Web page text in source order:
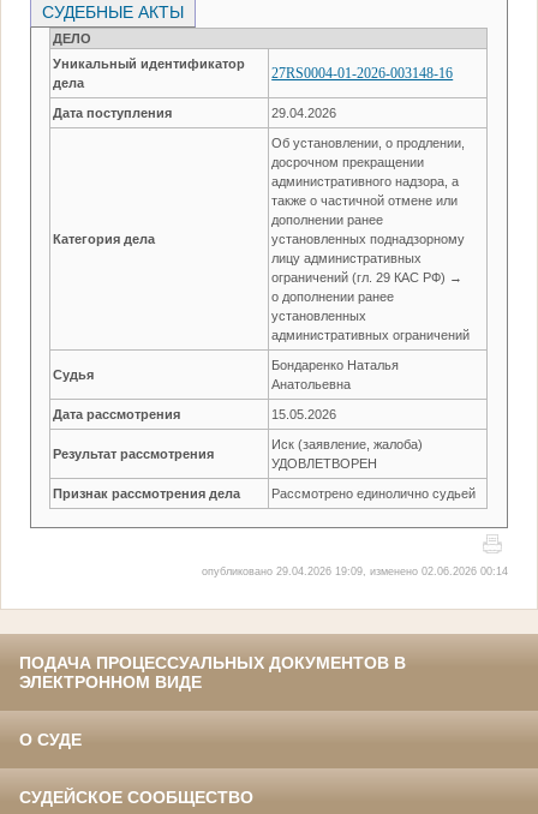
СУДЕБНЫЕ АКТЫ
ДЕЛО
Уникальный идентификатор
дела
27RS0004-01-2026-003148-16
Дата поступления 29.04.2026
Категория дела
Об установлении, о продлении,
досрочном прекращении
административного надзора, а
также о частичной отмене или
дополнении ранее
установленных поднадзорному
лицу административных
ограничений (гл. 29 КАС РФ) →
о дополнении ранее
установленных
административных ограничений
Судья
Бондаренко Наталья
Анатольевна
Дата рассмотрения 15.05.2026
Результат рассмотрения
Иск (заявление, жалоба)
УДОВЛЕТВОРЕН
Признак рассмотрения дела Рассмотрено единолично судьей
опубликовано 29.04.2026 19:09, изменено 02.06.2026 00:14
ПОДАЧА ПРОЦЕССУАЛЬНЫХ ДОКУМЕНТОВ В
ЭЛЕКТРОННОМ ВИДЕ
О СУДЕ
СУДЕЙСКОЕ СООБЩЕСТВО